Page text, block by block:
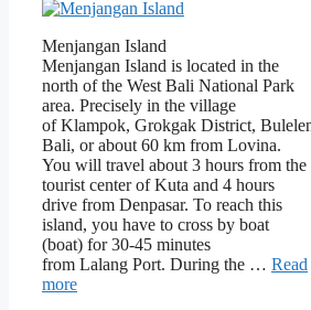
Menjangan Island
Menjangan Island is located in the
north of the West Bali National Park
area. Precisely in the village
of Klampok, Grokgak District,
Bali, or about 60 km from Lovina.
You will travel about 3 hours from the
tourist center of Kuta and 4 hours
drive from Denpasar. To reach this
island, you have to cross by boat
(boat) for 30-45 minutes
from Lalang Port. During the … Read
more